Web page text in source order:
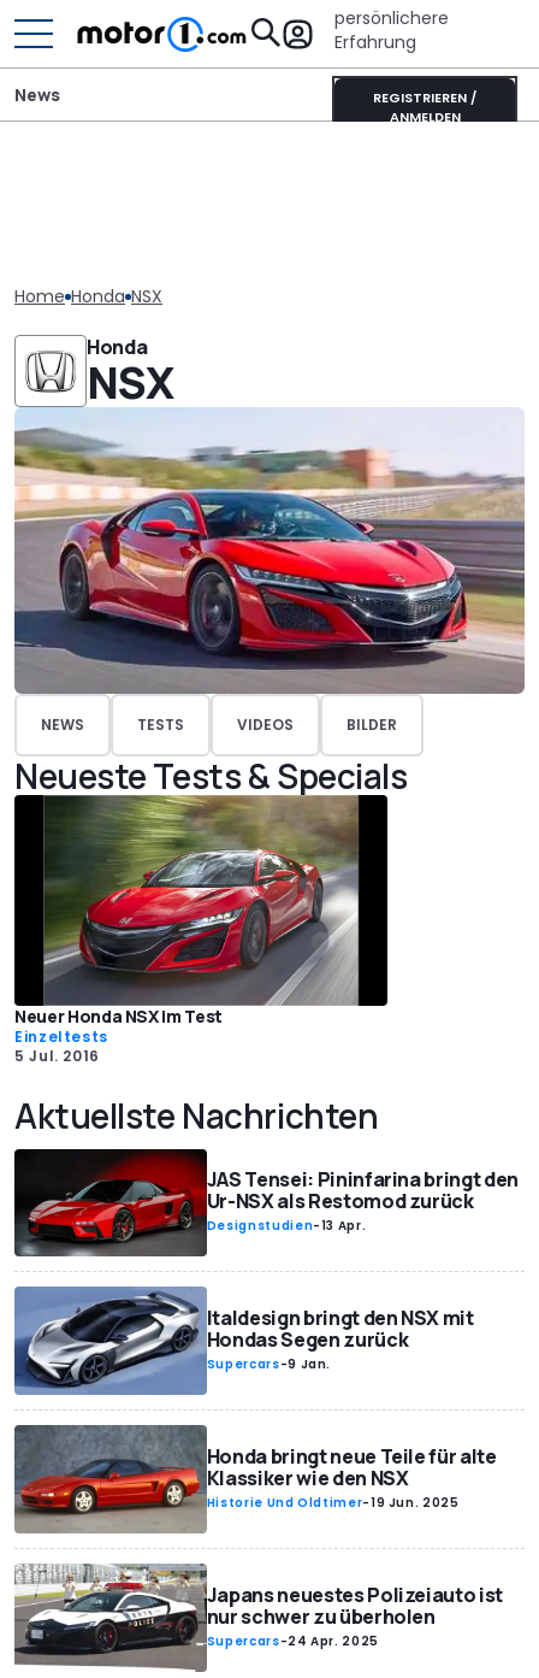
persönlichere
Erfahrung
REGISTRIEREN /
ANMELDEN
News
Home Honda NSX
Honda
NSX
NEWS TESTS VIDEOS BILDER
Neueste Tests & Specials
Neuer Honda NSX im Test
Einzeltests
5 Jul. 2016
Aktuellste Nachrichten
JAS Tensei: Pininfarina bringt den
Ur-NSX als Restomod zurück
Designstudien-13 Apr.
Italdesign bringt den NSX mit
Hondas Segen zurück
Supercars-9 Jan.
Honda bringt neue Teile für alte
Klassiker wie den NSX
Historie Und Oldtimer-19 Jun. 2025
Japans neuestes Polizeiauto ist
nur schwer zu überholen
Supercars-24 Apr. 2025